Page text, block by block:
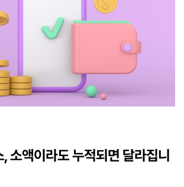
소액이라도 누적되면 달라집니